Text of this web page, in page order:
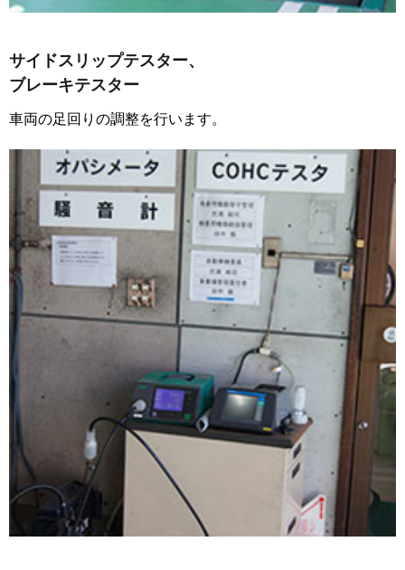
サイドスリップテスター、
ブレーキテスター
車両の足回りの調整を行います。